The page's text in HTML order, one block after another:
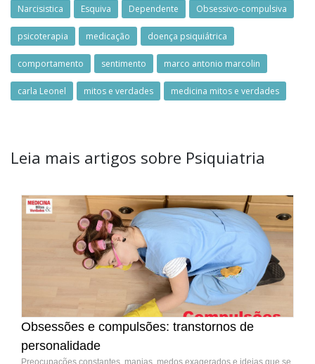
Narcisistica Esquiva Dependente Obsessivo-compulsiva
psicoterapia medicação doença psiquiátrica
comportamento sentimento marco antonio marcolin
carla Leonel mitos e verdades medicina mitos e verdades
Leia mais artigos sobre Psiquiatria
Obsessões e compulsões: transtornos de
personalidade